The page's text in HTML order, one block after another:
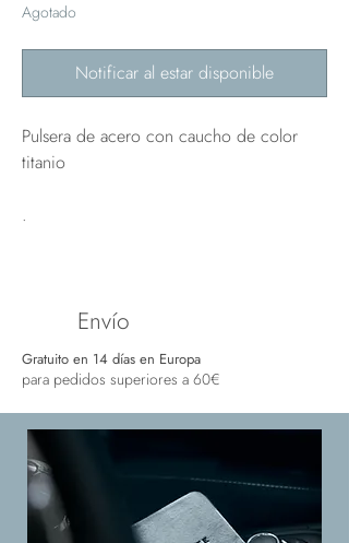
Agotado
Notificar al estar disponible
Pulsera de acero con caucho de color
titanio
.
Envío
Gratuito en 14 días en Europa
para pedidos superiores a 60€